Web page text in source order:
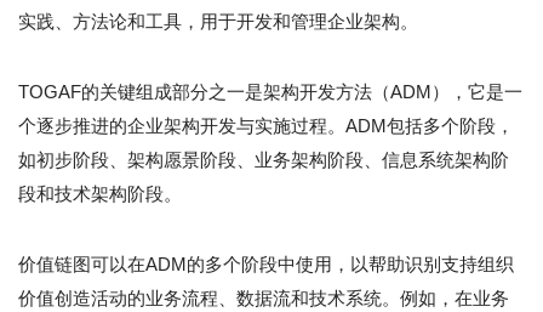
实践、方法论和工具，用于开发和管理企业架构。
TOGAF的关键组成部分之一是架构开发方法（ADM），它是一
个逐步推进的企业架构开发与实施过程。ADM包括多个阶段，
如初步阶段、架构愿景阶段、业务架构阶段、信息系统架构阶
段和技术架构阶段。
价值链图可以在ADM的多个阶段中使用，以帮助识别支持组织
价值创造活动的业务流程、数据流和技术系统。例如，在业务